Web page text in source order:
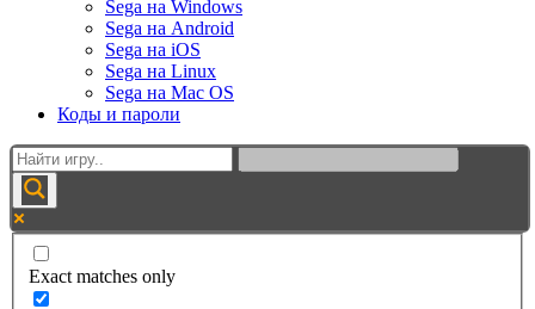
Sega на Windows
Sega на Android
Sega на iOS
Sega на Linux
Sega на Mac OS
Коды и пароли
Exact matches only